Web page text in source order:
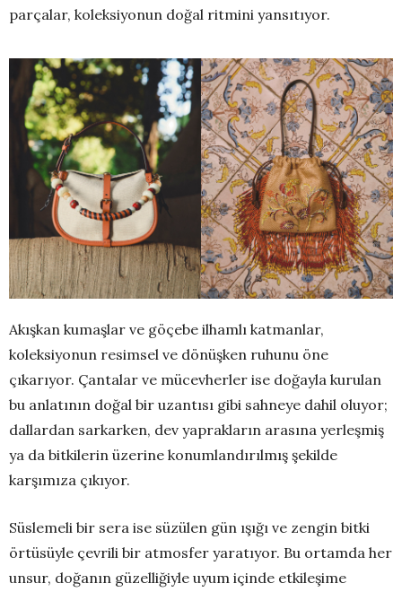
parçalar, koleksiyonun doğal ritmini yansıtıyor.
Akışkan kumaşlar ve göçebe ilhamlı katmanlar,
koleksiyonun resimsel ve dönüşken ruhunu öne
çıkarıyor. Çantalar ve mücevherler ise doğayla kurulan
bu anlatının doğal bir uzantısı gibi sahneye dahil oluyor;
dallardan sarkarken, dev yaprakların arasına yerleşmiş
ya da bitkilerin üzerine konumlandırılmış şekilde
karşımıza çıkıyor.
Süslemeli bir sera ise süzülen gün ışığı ve zengin bitki
örtüsüyle çevrili bir atmosfer yaratıyor. Bu ortamda her
unsur, doğanın güzelliğiyle uyum içinde etkileşime